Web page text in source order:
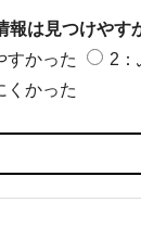
報は見つけやす
すかった
2：
くかった